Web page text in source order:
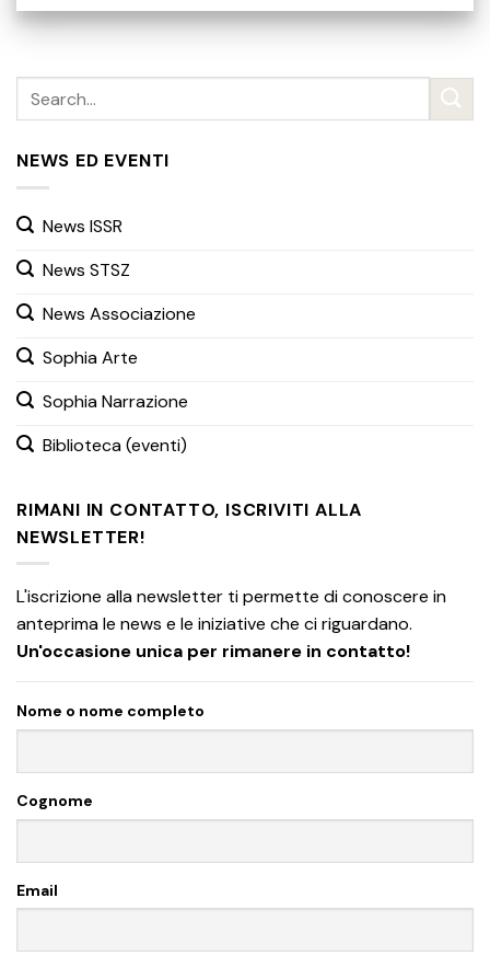
NEWS ED EVENTI
News ISSR
News STSZ
News Associazione
Sophia Arte
Sophia Narrazione
Biblioteca (eventi)
RIMANI IN CONTATTO, ISCRIVITI ALLA
NEWSLETTER!
L'iscrizione alla newsletter ti permette di conoscere in
anteprima le news e le iniziative che ci riguardano.
Un'occasione unica per rimanere in contatto!
Nome o nome completo
Cognome
Email